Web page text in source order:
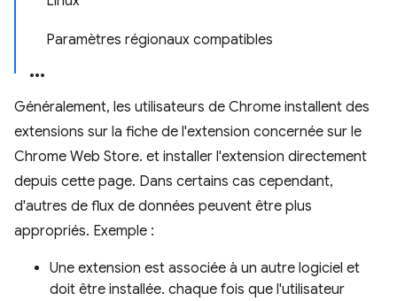
Paramètres régionaux compatibles
Généralement, les utilisateurs de Chrome installent des
extensions sur la fiche de l'extension concernée sur le
Chrome Web Store. et installer l'extension directement
depuis cette page. Dans certains cas cependant,
d'autres de flux de données peuvent être plus
appropriés. Exemple :
Une extension est associée à un autre logiciel et
doit être installée. chaque fois que l'utilisateur